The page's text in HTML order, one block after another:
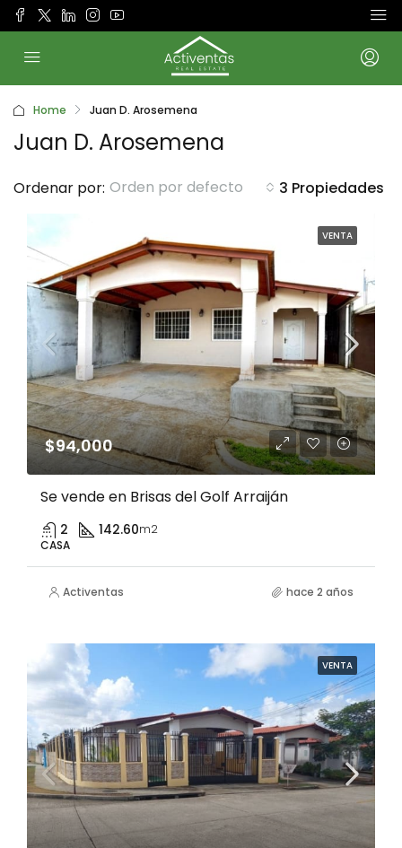
Home Juan D. Arosemena
Juan D. Arosemena
3 Propiedades
Ordenar por: Orden por defecto
VENTA
$94,000
Se vende en Brisas del Golf Arraiján
2 142.60m2
CASA
Activentas hace 2 años
VENTA